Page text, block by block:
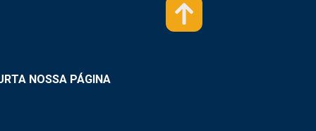
NOSSA PÁGINA